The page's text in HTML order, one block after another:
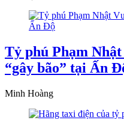
Tỷ phú Phạm
“gây bão” tại Ấn
Minh Hoàng